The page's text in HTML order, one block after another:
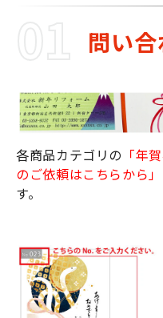
問い
各商品カテゴリの 「年
のご依頼はこちらから」
す。